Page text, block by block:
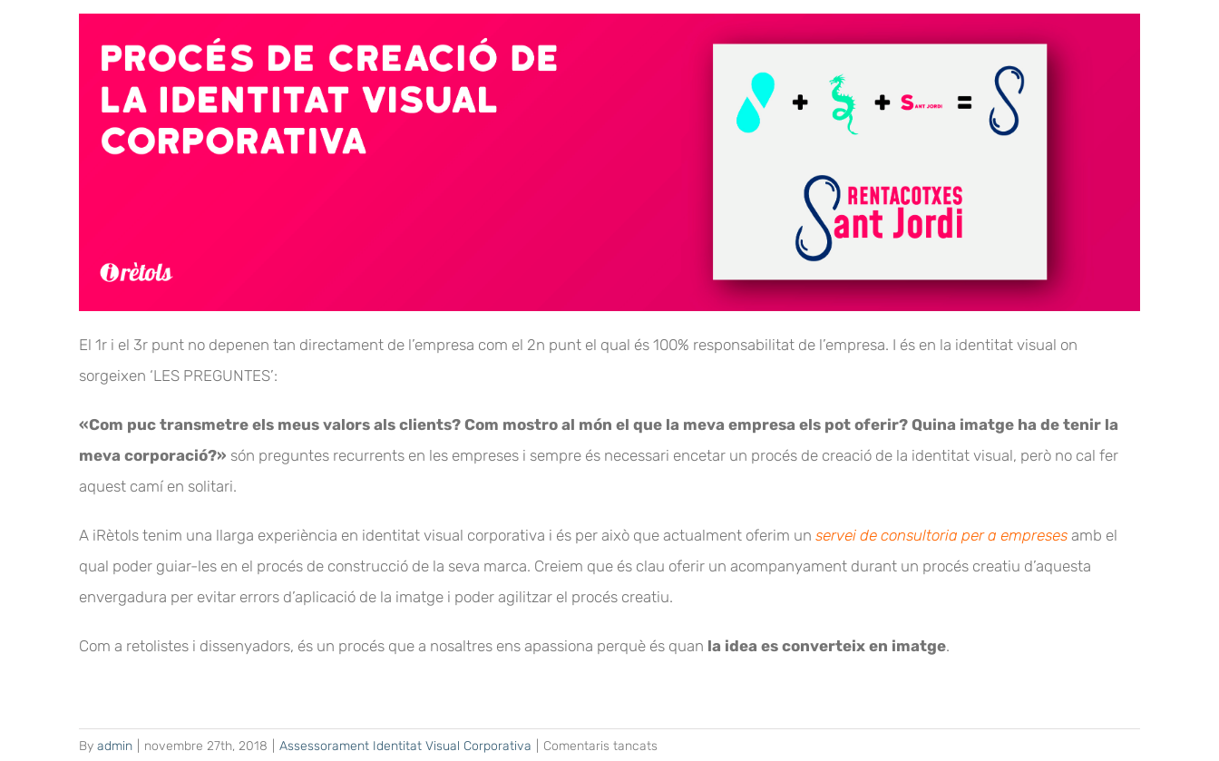
El 1r i el 3r punt no depenen tan directament de l’empresa com el 2n punt el qual és 100% responsabilitat de l’empresa. I és en la identitat visual on
sorgeixen ‘LES PREGUNTES’:
«Com puc transmetre els meus valors als clients? Com mostro al món el que la meva empresa els pot oferir? Quina imatge ha de tenir la
meva corporació?» són preguntes recurrents en les empreses i sempre és necessari encetar un procés de creació de la identitat visual, però no cal fer
aquest camí en solitari.
A iRètols tenim una llarga experiència en identitat visual corporativa i és per això que actualment oferim un servei de consultoria per a empreses amb el
qual poder guiar-les en el procés de construcció de la seva marca. Creiem que és clau oferir un acompanyament durant un procés creatiu d’aquesta
envergadura per evitar errors d’aplicació de la imatge i poder agilitzar el procés creatiu.
Com a retolistes i dissenyadors, és un procés que a nosaltres ens apassiona perquè és quan la idea es converteix en imatge.
By admin novembre 27th, 2018 Assessorament Identitat Visual Corporativa Comentaris tancats